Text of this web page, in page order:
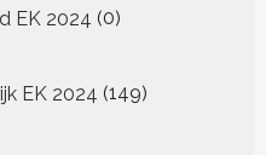
EK 2024 0
producten
EK 2024 149149